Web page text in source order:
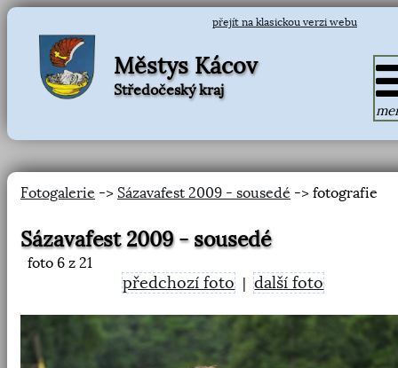
přejít na klasickou verzi webu
Městys Kácov
Středočeský kraj
Fotogalerie -> Sázavafest 2009 - sousedé -> fotografie
Sázavafest 2009 - sousedé
foto 6 z 21
předchozí foto |další foto